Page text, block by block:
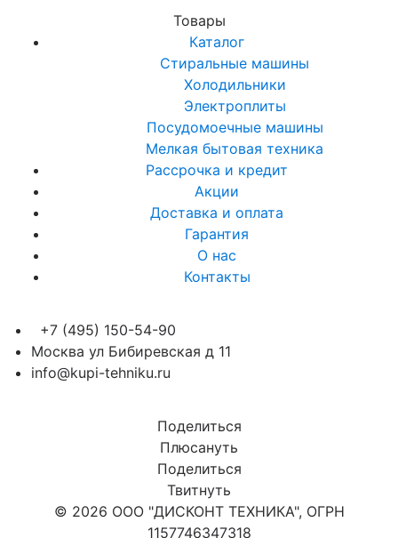
Товары
Каталог
Стиральные машины
Холодильники
Электроплиты
Посудомоечные машины
Мелкая бытовая техника
Рассрочка и кредит
Акции
Доставка и оплата
Гарантия
О нас
Контакты
+7 (495) 150-54-90
Москва ул Бибиревская д 11
info@kupi-tehniku.ru
Поделиться
Плюсануть
Поделиться
Твитнуть
© 2026 ООО "ДИСКОНТ ТЕХНИКА", ОГРН
1157746347318